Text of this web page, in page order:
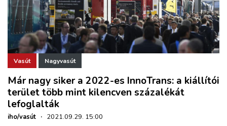
Vasút Nagyvasút
Már nagy siker a 2022-es InnoTrans: a kiállítói
terület több mint kilencven százalékát
lefoglalták
iho/vasút · 2021.09.29. 15:00